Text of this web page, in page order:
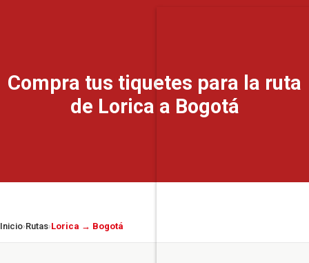
Compra tus tiquetes para la ruta
de Lorica a Bogotá
Inicio›Rutas›Lorica → Bogotá